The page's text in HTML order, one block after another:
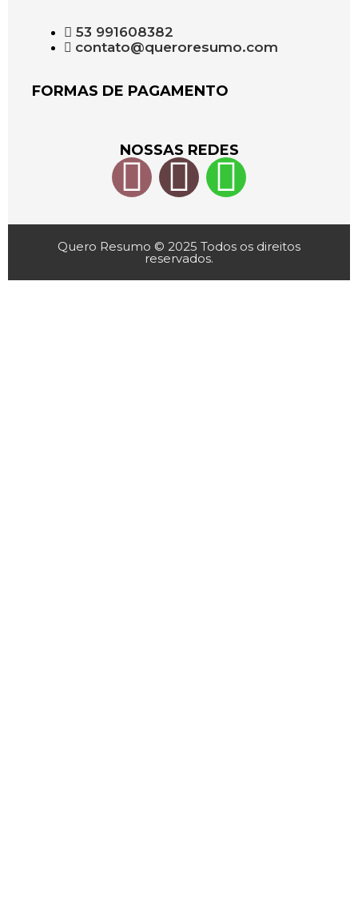
53 991608382
contato@queroresumo.com
FORMAS DE PAGAMENTO
NOSSAS REDES
Quero Resumo © 2025 Todos os direitos
reservados.